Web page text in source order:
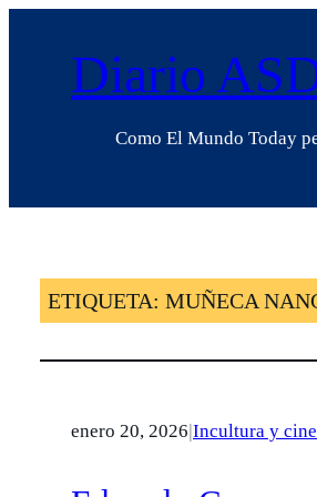
Diario
Como El Mundo Today
ETIQUETA:MUÑECA
enero 20, 2026|Incultura y cine